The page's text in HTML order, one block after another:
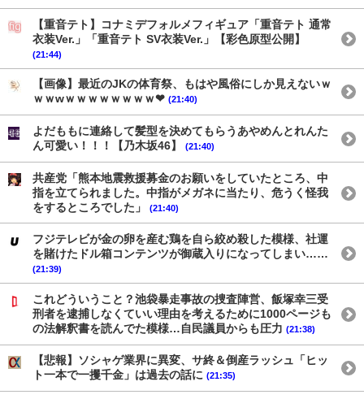
【重音テト】コナミデフォルメフィギュア「重音テト 通常
衣装Ver.」「重音テト SV衣装Ver.」【彩色原型公開】
(21:44)
【画像】最近のJKの体育祭、もはや風俗にしか見えないｗ
ｗｗwｗｗｗｗｗｗｗｗ❤ (21:40)
よだももに連絡して髪型を決めてもらうあやめんとれんた
ん可愛い！！！【乃木坂46】
(21:40)
共産党「熊本地震救援募金のお願いをしていたところ、中
指を立てられました。中指がメガネに当たり、危うく怪我
をするところでした」
(21:40)
フジテレビが金の卵を産む鶏を自ら絞め殺した模様、社運
を賭けたドル箱コンテンツが御蔵入りになってしまい……
(21:39)
これどういうこと？池袋暴走事故の捜査陣営、飯塚幸三受
刑者を逮捕しなくていい理由を考えるために1000ページも
の法解釈書を読んでた模様…自民議員からも圧力 (21:38)
【悲報】ソシャゲ業界に異変、サ終＆倒産ラッシュ「ヒッ
ト一本で一攫千金」は過去の話に (21:35)